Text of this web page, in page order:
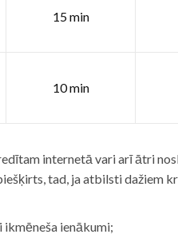
15 min
10 min
internetā vari arī ātri
tad, ja atbilsti dažiem
ienākumi;